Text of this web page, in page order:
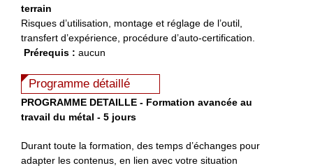
terrain
Risques d’utilisation, montage et réglage de l’outil,
transfert d’expérience, procédure d’auto-certification.
Prérequis : aucun
Programme détaillé
PROGRAMME DETAILLE - Formation avancée au
travail du métal - 5 jours
Durant toute la formation, des temps d’échanges pour
adapter les contenus, en lien avec votre situation